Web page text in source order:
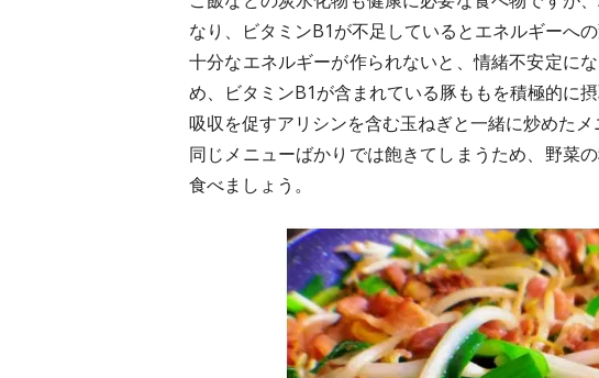
なり、ビタミンB1が不足しているとエネルギーへ
十分なエネルギーが作られないと、情緒不安定に
め、ビタミンB1が含まれている豚ももを積極的に
吸収を促すアリシンを含む玉ねぎと一緒に炒めたメ
同じメニューばかりでは飽きてしまうため、野菜
食べましょう。